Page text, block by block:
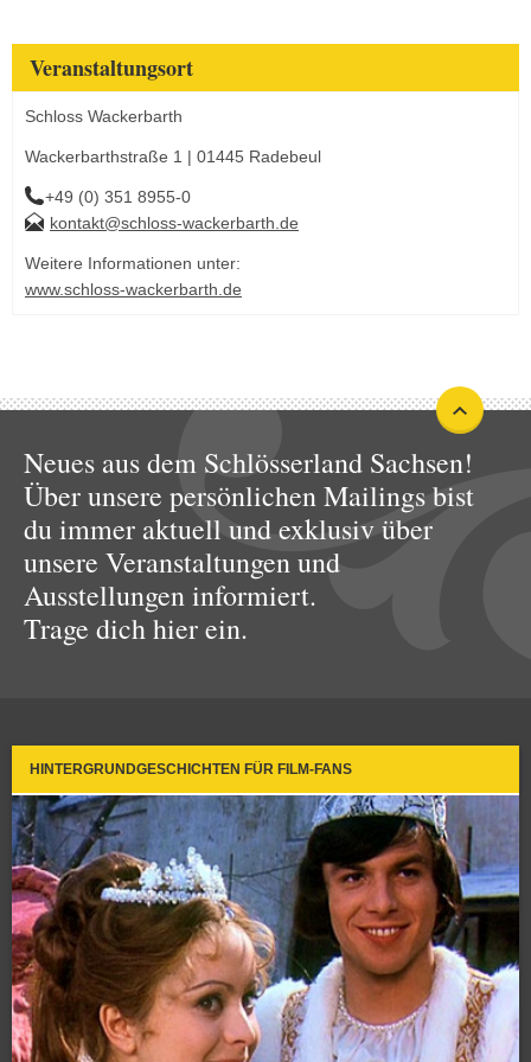
Veranstaltungsort
Schloss Wackerbarth
Wackerbarthstraße 1 | 01445 Radebeul
+49 (0) 351 8955-0
kontakt@schloss-wackerbarth.de
Weitere Informationen unter:
www.schloss-wackerbarth.de
Neues aus dem Schlösserland Sachsen!
Über unsere persönlichen Mailings bist
du immer aktuell und exklusiv über
unsere Veranstaltungen und
Ausstellungen informiert.
Trage dich hier ein.
HINTERGRUNDGESCHICHTEN FÜR FILM-FANS